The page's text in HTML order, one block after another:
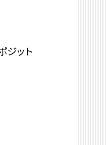
ジット